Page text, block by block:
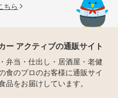
ちら
ー アクティブの通販サイト
弁当・仕出し・居酒屋・老健
食のプロのお客様に通販サイ
品をお届けしています。